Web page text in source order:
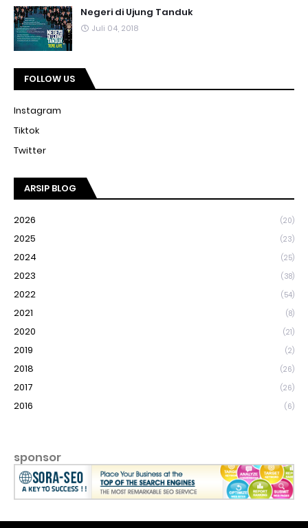
Negeri di Ujung Tanduk
Juli 04, 2018
FOLLOW US
Instagram
Tiktok
Twitter
ARSIP BLOG
2026 (20)
2025 (23)
2024 (25)
2023 (38)
2022 (54)
2021 (8)
2020 (21)
2019 (2)
2018 (26)
2017 (26)
2016 (6)
sponsor